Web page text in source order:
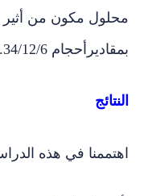
مكون من أثير
34/12/6.
في هذه الدراسة